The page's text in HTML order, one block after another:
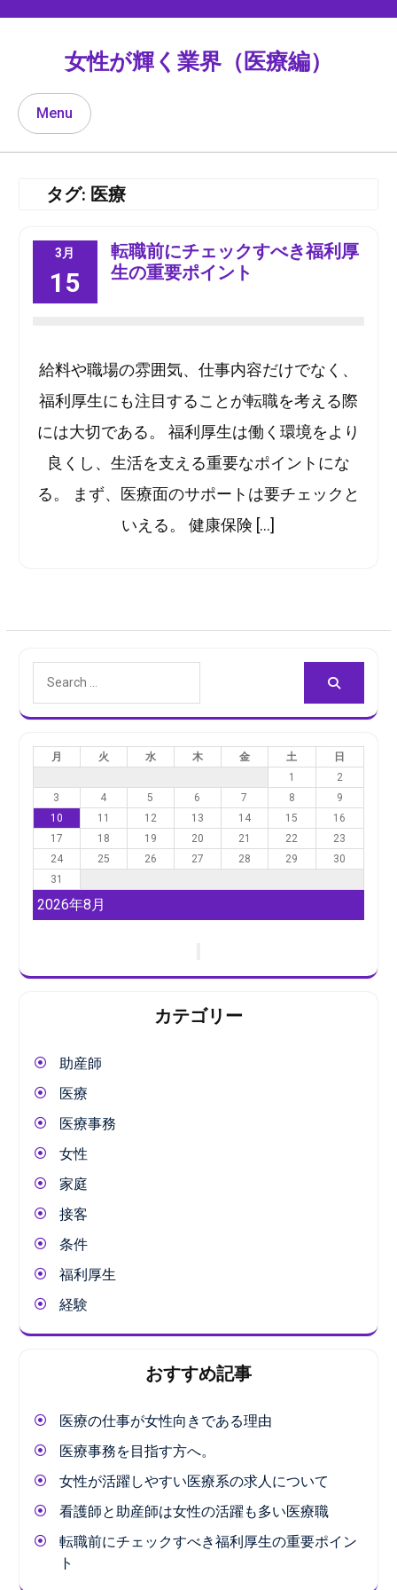
女性が輝く業界（医療編）
Menu
タグ: 医療
3月
15
転職前にチェックすべき福利厚
生の重要ポイント
給料や職場の雰囲気、仕事内容だけでなく、
福利厚生にも注目することが転職を考える際
には大切である。 福利厚生は働く環境をより
良くし、生活を支える重要なポイントにな
る。 まず、医療面のサポートは要チェックと
いえる。 健康保険 […]
for:
2026年8月
月 火 水 木 金 土
日
1
2
3
4 5 6 7 8
9
10
11 12 13 14 15
16
17
18 19 20 21 22
23
24
25 26 27 28 29
30
31
カテゴリー
助産師
医療
医療事務
女性
家庭
接客
条件
福利厚生
経験
おすすめ記事
医療の仕事が女性向きである理由
医療事務を目指す方へ。
女性が活躍しやすい医療系の求人について
看護師と助産師は女性の活躍も多い医療職
転職前にチェックすべき福利厚生の重要ポイン
ト